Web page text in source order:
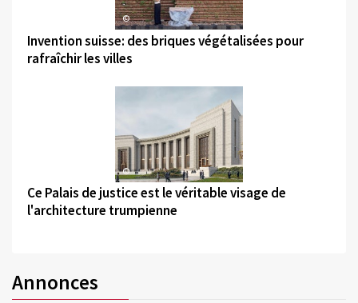
©
Invention suisse: des briques végétalisées pour
rafraîchir les villes
©
Ce Palais de justice est le véritable visage de
l'architecture trumpienne
Annonces